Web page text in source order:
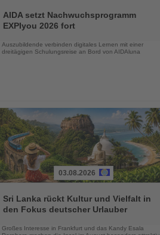
Sie
die
Nachrichten
AIDA setzt Nachwuchsprogramm
EXPIyou 2026 fort
Auszubildende verbinden digitales Lernen mit einer
dreitägigen Schulungsreise an Bord von AIDAluna
Sie
die
03.08.2026
Sri Lanka rückt Kultur und Vielfalt in
den Fokus deutscher Urlauber
Großes Interesse in Frankfurt und das Kandy Esala